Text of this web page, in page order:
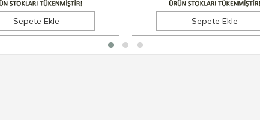
Sepete Ekle Sepete Ekle